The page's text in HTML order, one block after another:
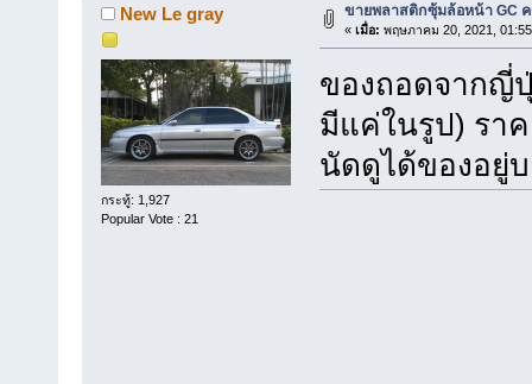
New Le gray
กระทู้: 1,927
Popular Vote : 21
ขายพลาสติกซุ้มล้อหน้า GC
« เมื่อ: พฤษภาคม 20, 2021,
ของถอดจากญี่
มีแค่ในรูป) ราค
นัดดูได้ของอยู่